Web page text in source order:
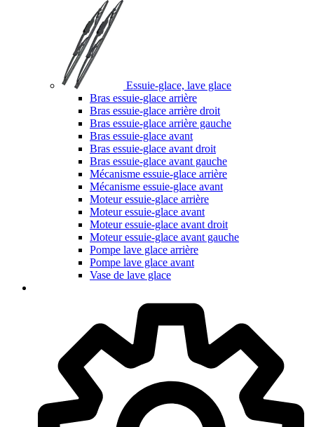
Essuie-glace, lave glace
Bras essuie-glace arrière
Bras essuie-glace arrière droit
Bras essuie-glace arrière gauche
Bras essuie-glace avant
Bras essuie-glace avant droit
Bras essuie-glace avant gauche
Mécanisme essuie-glace arrière
Mécanisme essuie-glace avant
Moteur essuie-glace arrière
Moteur essuie-glace avant
Moteur essuie-glace avant droit
Moteur essuie-glace avant gauche
Pompe lave glace arrière
Pompe lave glace avant
Vase de lave glace